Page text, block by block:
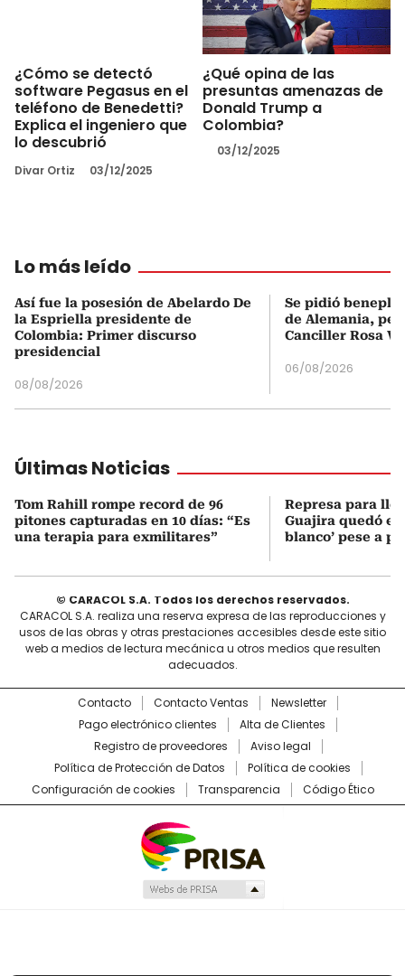
¿Cómo se detectó
software Pegasus en el
teléfono de Benedetti?
Explica el ingeniero que
lo descubrió
Divar Ortiz 03/12/2025
¿Qué opina de las
presuntas amenazas de
Donald Trump a
Colombia?
03/12/2025
Lo más leído
Así fue la posesión de Abelardo De
la Espriella presidente de
Colombia: Primer discurso
presidencial
08/08/2026
Se pidió
de Alemania,
Canciller Rosa
06/08/2026
Últimas Noticias
Tom Rahill rompe record de 96
pitones capturadas en 10 días: “Es
una terapia para exmilitares”
Represa para
Guajira quedó en
blanco’ pese a
© CARACOL S.A. Todos los derechos reservados.
CARACOL S.A. realiza una reserva expresa de las reproducciones y
usos de las obras y otras prestaciones accesibles desde este sitio
web a medios de lectura mecánica u otros medios que resulten
adecuados.
Contacto Contacto Ventas
Newsletter
Pago electrónico clientes
Alta de Clientes
Registro de proveedores
Aviso legal
Política de Protección de Datos
Política de cookies
Configuración de cookies
Transparencia Código Ético